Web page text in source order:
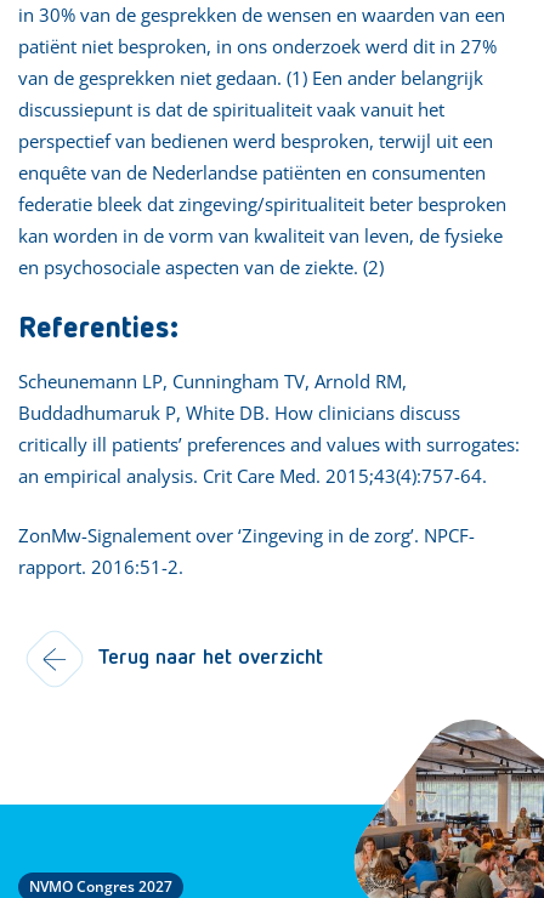
in 30% van de gesprekken de wensen en waarden van een
patiënt niet besproken, in ons onderzoek werd dit in 27%
van de gesprekken niet gedaan. (1) Een ander belangrijk
discussiepunt is dat de spiritualiteit vaak vanuit het
perspectief van bedienen werd besproken, terwijl uit een
enquête van de Nederlandse patiënten en consumenten
federatie bleek dat zingeving/spiritualiteit beter besproken
kan worden in de vorm van kwaliteit van leven, de fysieke
en psychosociale aspecten van de ziekte. (2)
Referenties:
Scheunemann LP, Cunningham TV, Arnold RM,
Buddadhumaruk P, White DB. How clinicians discuss
critically ill patients’ preferences and values with surrogates:
an empirical analysis. Crit Care Med. 2015;43(4):757-64.
ZonMw-Signalement over ‘Zingeving in de zorg’. NPCF-
rapport. 2016:51-2.
Terug naar het overzicht
NVMO Congres 2027